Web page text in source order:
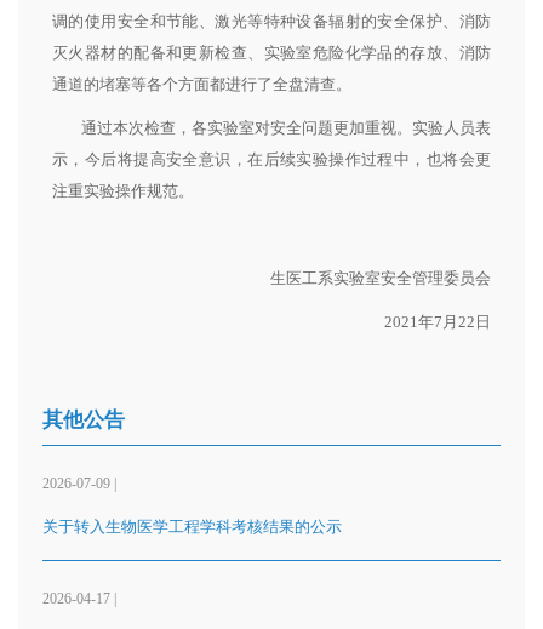
调的使用安全和节能、激光等特种设备辐射的安全保护、消防
灭火器材的配备和更新检查、实验室危险化学品的存放、消防
通道的堵塞等各个方面都进行了全盘清查。
通过本次检查，各实验室对安全问题更加重视。实验人员表
示，今后将提高安全意识，在后续实验操作过程中，也将会更
注重实验操作规范。
生医工系实验室安全管理委员会
2021年7月22日
其他公告
2026-07-09 |
关于转入生物医学工程学科考核结果的公示
2026-04-17 |